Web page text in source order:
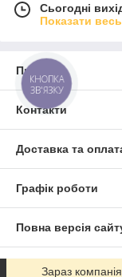
Сьогодні
Показати
Про нас
Контакти
Доставка та
Графік роботи
Повна версія
Сайт створено на
Зараз
КНОПКА
ЗВ'ЯЗКУ